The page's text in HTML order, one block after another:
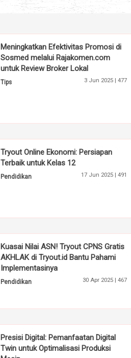
Meningkatkan Efektivitas Promosi di
Sosmed melalui Rajakomen.com
untuk Review Broker Lokal
Tips 3 Jun 2025 | 477
Tryout Online Ekonomi: Persiapan
Terbaik untuk Kelas 12
Pendidikan 17 Jun 2025 | 491
Kuasai Nilai ASN! Tryout CPNS Gratis
AKHLAK di Tryout.id Bantu Pahami
Implementasinya
Pendidikan 30 Apr 2025 | 467
Presisi Digital: Pemanfaatan Digital
Twin untuk Optimalisasi Produksi